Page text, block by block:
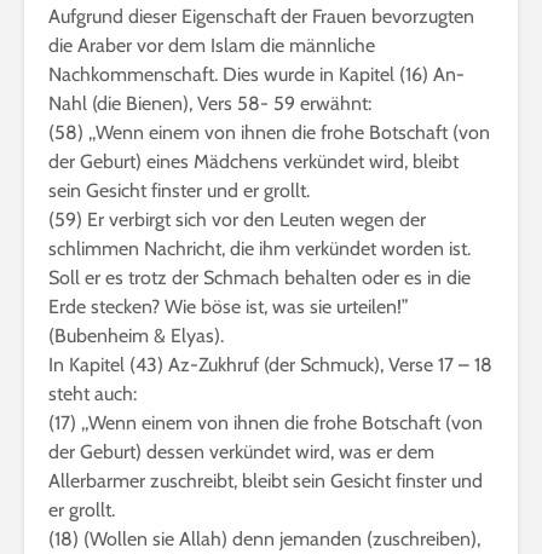
Aufgrund dieser Eigenschaft der Frauen bevorzugten
die Araber vor dem Islam die männliche
Nachkommenschaft. Dies wurde in Kapitel (16) An-
Nahl (die Bienen), Vers 58- 59 erwähnt:
(58) ,,Wenn einem von ihnen die frohe Botschaft (von
der Geburt) eines Mädchens verkündet wird, bleibt
sein Gesicht finster und er grollt.
(59) Er verbirgt sich vor den Leuten wegen der
schlimmen Nachricht, die ihm verkündet worden ist.
Soll er es trotz der Schmach behalten oder es in die
Erde stecken? Wie böse ist, was sie urteilen!”
(Bubenheim & Elyas).
In Kapitel (43) Az-Zukhruf (der Schmuck), Verse 17 – 18
steht auch:
(17) ,,Wenn einem von ihnen die frohe Botschaft (von
der Geburt) dessen verkündet wird, was er dem
Allerbarmer zuschreibt, bleibt sein Gesicht finster und
er grollt.
(18) (Wollen sie Allah) denn jemanden (zuschreiben),